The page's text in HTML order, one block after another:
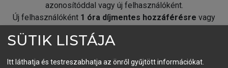
azonosítóddal vagy új felhasználóként.
Új felhasználóként 1 óra díjmentes hozzáférésre vagy
fiókoddal,vagy hozz létre új fiókot.
SÜTIK LISTÁJA
Itt láthatja és testreszabhatja az önről gyűjtött információkat.